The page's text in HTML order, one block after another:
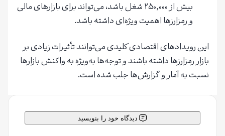
بیش از ۲۵۰,۰۰۰ شغل باشد، می‌تواند برای بازارهای مالی
و رمزارزها اهمیت ویژه‌ای داشته باشد.
این رویدادهای اقتصادی کلیدی می‌توانند تأثیرات زیادی بر
بازار رمزارزها داشته باشند و توجه‌ها به‌ویژه به واکنش بازارها
نسبت به آمار و گزارش‌ها جلب شده است.
دیدگاه خود را بنویسید